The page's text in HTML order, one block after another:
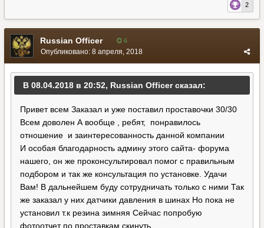
2
Russian Officer 6
Опубликовано: 8 апреля, 2018
В 08.04.2018 в 20:52, Russian Officer сказал:
Привет всем Заказал и уже поставил проставочки 30/30
Всем доволен А вообще , ребят, понравилось
отношение и заинтересованность данной компании
И особая благодарность админу этого сайта- форума
нашего, он же проконсультировал помог с правильным
подбором и так же консультация по установке. Удачи
Вам! В дальнейшем буду сотрудничать только с ними Так
же заказал у них датчики давления в шинах Но пока не
установил т.к резина зимняя Сейчас попробую
фотоотчет по проставкам скинуть